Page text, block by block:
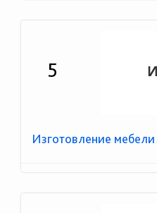
5
Изготовление